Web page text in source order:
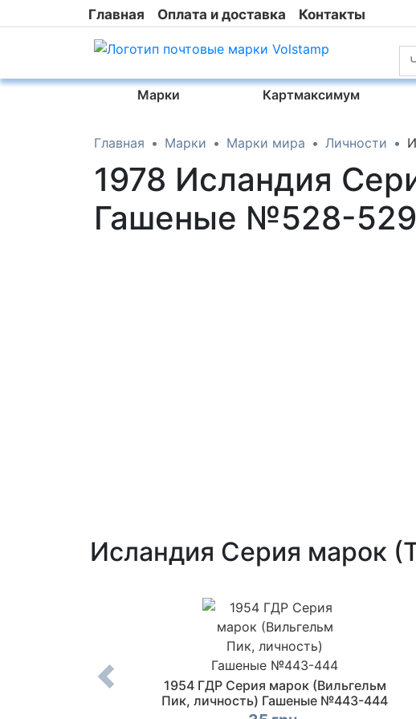
Главная Оплата и доставка Контакты
Марки Картмаксимум
Главная Марки Марки мира Личности
1978 Исландия
Гашеные №528-529
Исландия Серия марок
Марка (Мария
1954 ГДР Серия марок (Вильгельм
Пик, личность) Гашеные №443-444